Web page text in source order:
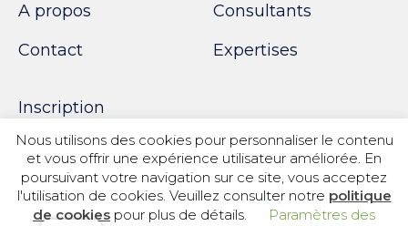
A propos
Contact
Consultants
Expertises
Inscription
© 2018 SPOTWORK
Politique de confidentialité|Informations légales|
Nous utilisons des cookies pour personnaliser le contenu
et vous offrir une expérience utilisateur améliorée. En
poursuivant votre navigation sur ce site, vous acceptez
l'utilisation de cookies. Veuillez consulter notre politique
de cookies pour plus de détails. Paramètres des